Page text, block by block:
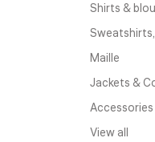
Shirts &
Maille
Jackets &
Accessories
View all